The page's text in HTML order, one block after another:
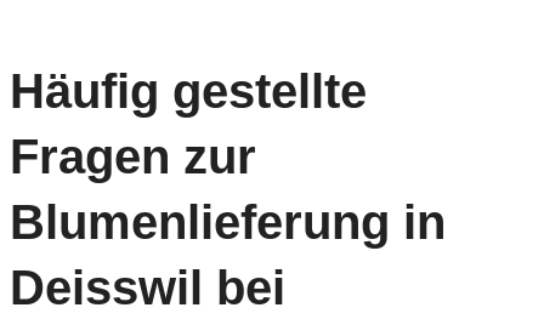
Häufig gestellte
Fragen zur
Blumenlieferung in
Deisswil bei